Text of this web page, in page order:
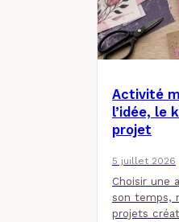
Activité
l’idée, le
projet
5 juillet 2026
Choisir une
son temps,
projets